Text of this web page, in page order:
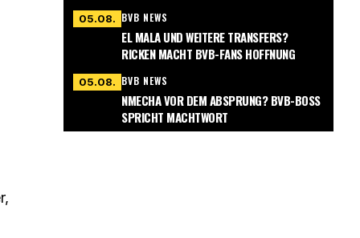
05.08. BVB NEWS
EL MALA UND WEITERE TRANSFERS?
RICKEN MACHT BVB-FANS HOFFNUNG
05.08. BVB NEWS
NMECHA VOR DEM ABSPRUNG? BVB-BOSS
SPRICHT MACHTWORT